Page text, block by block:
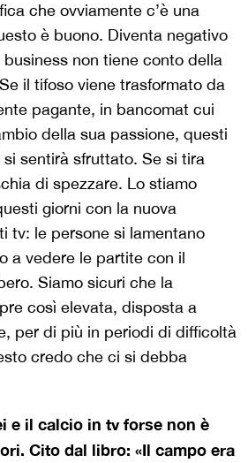
che ovviamente c’è una
è buono. Diventa negativo
non tiene conto della
il tifoso viene trasformato da
pagante, in bancomat cui
della sua passione, questi
sentirà sfruttato. Se si tira
di spezzare. Lo stiamo
giorni con la nuova
tv: le persone si lamentano
a vedere le partite con il
Siamo sicuri che la
così elevata, disposta a
per di più in periodi di difficoltà
credo che ci si debba
e il calcio in tv forse non è
Cito dal libro: «Il campo era